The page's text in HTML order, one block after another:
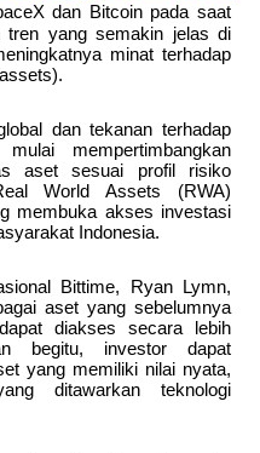
dan Bitcoin pada saat
tren yang semakin jelas di
minat terhadap
dan tekanan terhadap
mempertimbangkan
aset sesuai profil risiko
World Assets (RWA)
membuka akses investasi
Indonesia.
Bittime, Ryan Lymn,
aset yang sebelumnya
diakses secara lebih
begitu, investor dapat
yang memiliki nilai nyata,
ditawarkan teknologi